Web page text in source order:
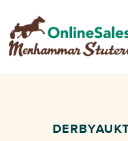
Hoppa
till
navigering
Hoppa
till
innehåll